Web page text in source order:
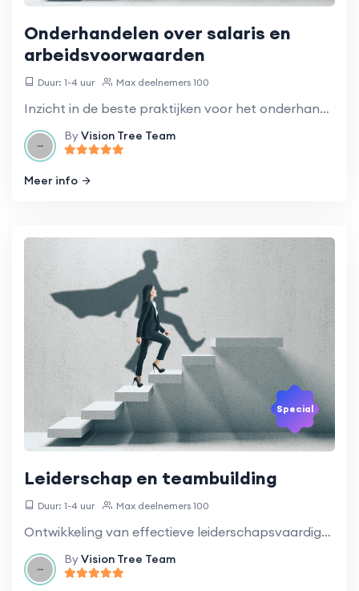
Onderhandelen over salaris en
arbeidsvoorwaarden
Duur: 1-4 uur Max deelnemers 100
Inzicht in de beste praktijken voor het onderhandelen over salaris en arbeidsvoorwaarden.
ByVision Tree Team
Meer info
Special
Leiderschap en teambuilding
Duur: 1-4 uur Max deelnemers 100
Ontwikkeling van effectieve leiderschapsvaardigheden en teambuildingstechnieken.
ByVision Tree Team